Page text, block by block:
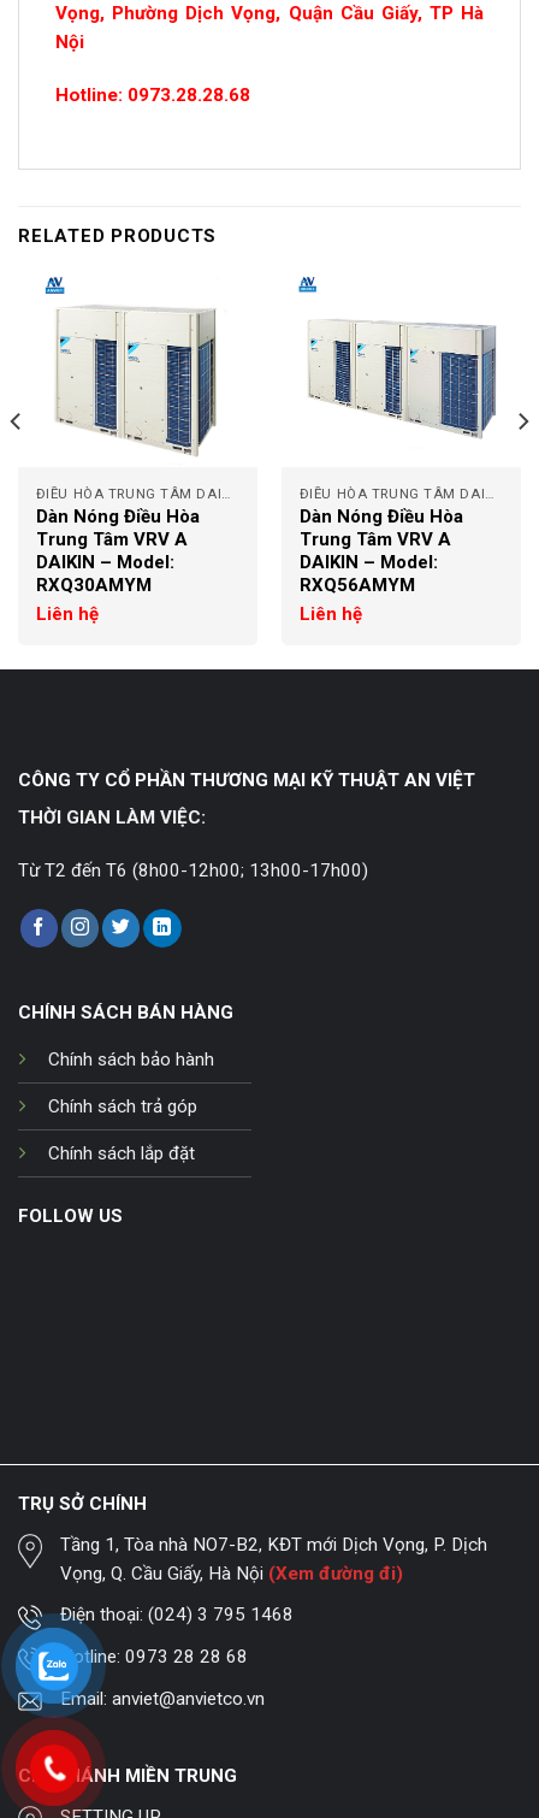
Vọng, Phường Dịch Vọng, Quận Cầu Giấy, TP Hà
Nội
Hotline: 0973.28.28.68
RELATED PRODUCTS
ĐIỀU HÒA TRUNG TÂM DAIKIN
Dàn Nóng Điều Hòa
Trung Tâm VRV A
DAIKIN – Model:
RXQ30AMYM
Liên hệ
ĐIỀU HÒA TRUNG TÂM DAIKIN
Dàn Nóng Điều Hòa
Trung Tâm VRV A
DAIKIN – Model:
RXQ56AMYM
Liên hệ
CÔNG TY CỔ PHẦN THƯƠNG MẠI KỸ THUẬT AN VIỆT
THỜI GIAN LÀM VIỆC:
Từ T2 đến T6 (8h00-12h00; 13h00-17h00)
CHÍNH SÁCH BÁN HÀNG
Chính sách bảo hành
Chính sách trả góp
Chính sách lắp đặt
FOLLOW US
TRỤ SỞ CHÍNH
Tầng 1, Tòa nhà NO7-B2, KĐT mới Dịch Vọng, P. Dịch
Vọng, Q. Cầu Giấy, Hà Nội (Xem đường đi)
Điện thoại:(024) 3 795 1468
Hotline:0973 28 28 68
Email:anviet@anvietco.vn
CHI NHÁNH MIỀN TRUNG